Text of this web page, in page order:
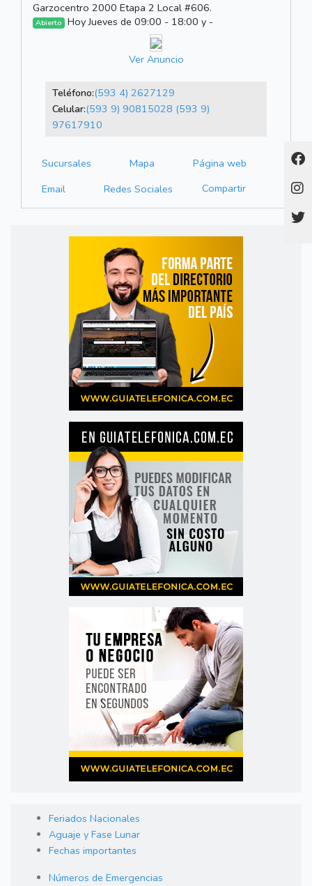
Garzocentro 2000 Etapa 2 Local #606.
Abierto Hoy Jueves de 09:00 - 18:00 y -
Ver Anuncio
Teléfono:(593 4) 2627129
Celular:(593 9) 90815028 (593 9)
97617910
Sucursales Mapa
Página web
Email
Redes Sociales Compartir
Feriados Nacionales
Aguaje y Fase Lunar
Fechas importantes
Números de Emergencias